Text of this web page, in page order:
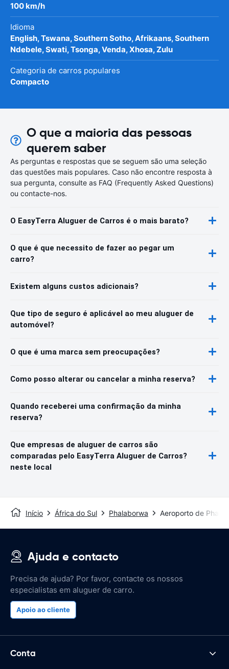
100 km/h
Idioma
English, Tswana, Southern Sotho, Afrikaans, Southern
Ndebele, Swati, Tsonga, Venda, Xhosa, Zulu
Categoria de carros populares
Compacto
O que a maioria das pessoas
querem saber
As perguntas e respostas que se seguem são uma seleção
das questões mais populares. Caso não encontre resposta à
sua pergunta, consulte as FAQ (Frequently Asked Questions)
ou contacte-nos.
O EasyTerra Aluguer de Carros é o mais barato?
O que é que necessito de fazer ao pegar um
carro?
Existem alguns custos adicionais?
Que tipo de seguro é aplicável ao meu aluguer de
automóvel?
O que é uma marca sem preocupações?
Como posso alterar ou cancelar a minha reserva?
Quando receberei uma confirmação da minha
reserva?
Que empresas de aluguer de carros são
comparadas pelo EasyTerra Aluguer de Carros?
neste local
Início África do Sul Phalaborwa Aeroporto de
Ajuda e contacto
Precisa de ajuda? Por favor, contacte os nossos
especialistas em aluguer de carro.
Apoio ao cliente
Conta